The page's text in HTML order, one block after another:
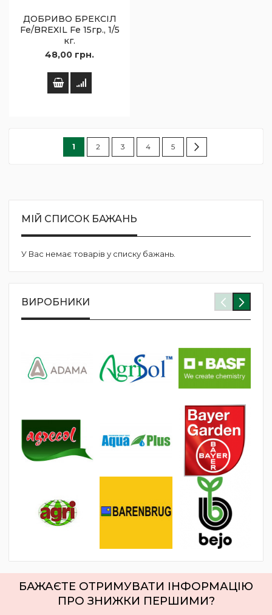
ДОБРИВО БРЕКСІЛ
Fe/BREXIL Fe 15гр., 1/5
кг.
48,00 грн.
Сторінка
You're
page
1 Сторінка
2 Сторінка
3 Сторінка
4 Сторінка
5
МІЙ СПИСОК БАЖАНЬ
У Вас немає товарів у списку бажань.
ВИРОБНИКИ
БАЖАЄТЕ ОТРИМУВАТИ ІНФОРМАЦІЮ
ПРО ЗНИЖКИ ПЕРШИМИ?